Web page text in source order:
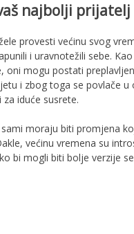
najbolji prijatelj
provesti većinu svog
i uravnotežili sebe.
oni mogu postati
i zbog toga se povlače u
iduće susrete.
moraju biti promjena
većinu vremena su
bi mogli biti bolje verzije